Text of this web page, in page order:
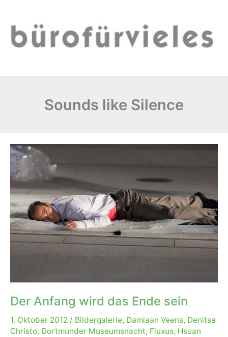
springen
Sounds like Silence
Der Anfang wird das Ende sein
1. Oktober 2012 / Bildergalerie, Damiaan Veens, Denitsa
Christo, Dortmunder Museumsnacht, Fluxus, Hsuan